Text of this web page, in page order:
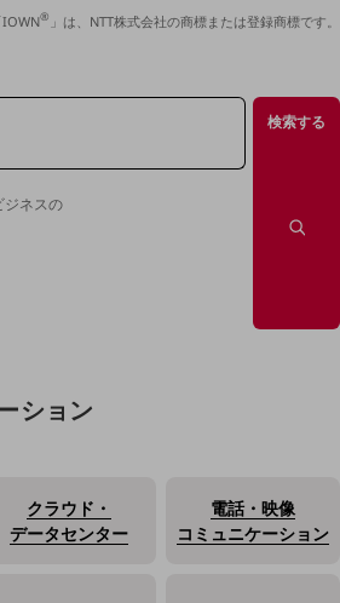
製品
® 」は、NTT株式会社の商標または登録商標です。
ジネスの
検索する
ション
クラウド・
データセンター
電話・映像
コミュニケーション